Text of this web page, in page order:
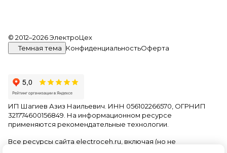
© 2012–2026 ЭлектроЦех
Темная тема
КонфиденциальностьОферта
ИП Шагиев Азиз Наильевич. ИНН 056102266570, ОГРНИП
321774600156849. На информационном ресурсе
применяются рекомендательные технологии
Все ресурсы сайта electroceh.ru, включая (но не